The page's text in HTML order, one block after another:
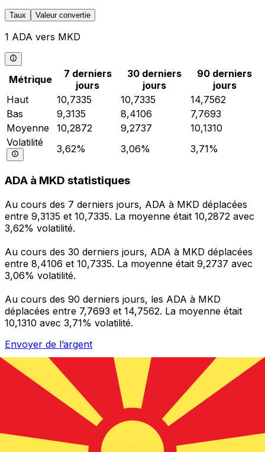
Taux Valeur convertie
1 ADA vers MKD
Métrique
7 derniers
jours
30 derniers
jours
90 derniers
jours
Haut
10,7335 10,7335
14,7562
Bas
9,3135 8,4106
7,7693
Moyenne
10,2872 9,2737
10,1310
Volatilité
3,62% 3,06% 3,71%
ADA à MKD statistiques
Au cours des 7 derniers jours, ADA à MKD déplacées
entre 9,3135 et 10,7335. La moyenne était 10,2872 avec
3,62% volatilité.
Au cours des 30 derniers jours, ADA à MKD déplacées
entre 8,4106 et 10,7335. La moyenne était 9,2737 avec
3,06% volatilité.
Au cours des 90 derniers jours, les ADA à MKD
déplacées entre 7,7693 et 14,7562. La moyenne était
10,1310 avec 3,71% volatilité.
Envoyer de l’argent
Gérez votre argent et vos devises lorsque vous
êtes en déplacement
L'application Xe réunit toutes les fonctionnalités
nécessaires pour vos transferts d'argent internationaux
et la gestion de vos devises. Convertissez des devises,
programmez des alertes de taux et transférez de